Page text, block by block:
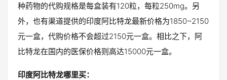
种药物的代购规格是每盒装有120粒，每粒250mg。另
外，也有渠道提供的印度阿比特龙最新价格为1850~2150
元一盒，代购价格不会超过2150元一盒。相比之下，阿
比特龙在国内的医保价格则高达15000元一盒。
印度阿比特龙哪里买：